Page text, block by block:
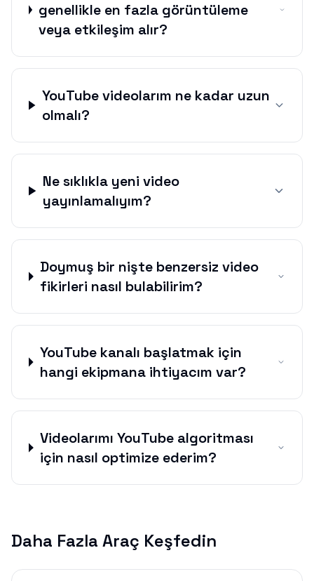
genellikle en fazla görüntüleme
veya etkileşim alır?
YouTube videolarım ne kadar uzun
olmalı?
Ne sıklıkla yeni video
yayınlamalıyım?
Doymuş bir nişte benzersiz video
fikirleri nasıl bulabilirim?
YouTube kanalı başlatmak için
hangi ekipmana ihtiyacım var?
Videolarımı YouTube algoritması
için nasıl optimize ederim?
Daha Fazla Araç Keşfedin